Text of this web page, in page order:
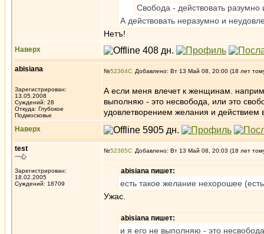
Свобода - действовать
А действовать неразумно и
Нетъ!
Наверх
abisiana
Зарегистрирован:
13.05.2008
Суждений: 28
Откуда: Глубокое
Подмосковье
№52364 Добавлено: Вт 13 Май 08, 20:00 (18 лет
А если меня влечет к женщинам.
выполняю - это несвобода, или это
удовлетворением желания и действием
Наверх
test
一心
Зарегистрирован:
18.02.2005
Суждений: 18709
№52365 Добавлено: Вт 13 Май 08, 20:03 (18 лет
abisiana пишет:
есть такое желание нехорошее
Ужас.
abisiana пишет:
и я его не выполняю - это